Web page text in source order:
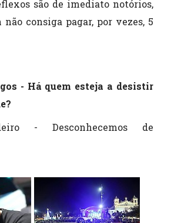
são de imediato notórios,
consiga pagar, por vezes, 5
- Há quem esteja a desistir
- Desconhecemos de